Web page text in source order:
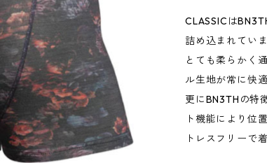
CLASSICは
詰め込まれていま
とても柔らかく
ル生地が常に快
更にBN3THの特
ト機能により位
トレスフリーで